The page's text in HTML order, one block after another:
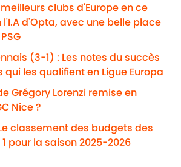
clubs d'Europe en ce
d'Opta, avec une belle place
(3-1) : Les notes du succès
qui les qualifient en Ligue Europa
Grégory Lorenzi remise en
Nice ?
Le classement des budgets des
pour la saison 2025-2026